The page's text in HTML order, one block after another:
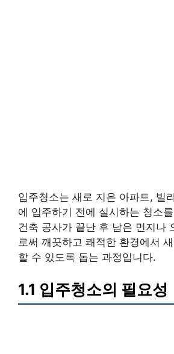
입주청소는 새로 지은 아파트, 빌
에 입주하기 전에 실시하는 청소
건축 공사가 끝난 후 남은 먼지나
로써 깨끗하고 쾌적한 환경에서
할 수 있도록 돕는 과정입니다.
1.1 입주청소의 필요성